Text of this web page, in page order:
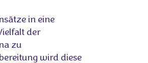
in eine
der
zu
wird diese